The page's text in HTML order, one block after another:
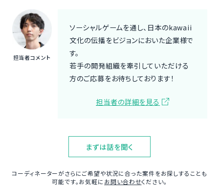
担当者コメント
ソーシャルゲームを通し、日本のkawaii
文化の伝播をビジョンにおいた企業様で
す。
若手の開発組織を牽引していただける
方のご応募をお待ちしております！
担当者の詳細を見る
まずは話を聞く
コーディネーターがさらにご希望や状況に合った案件をお探しすることも
可能です。お気軽に お問い合わせください。